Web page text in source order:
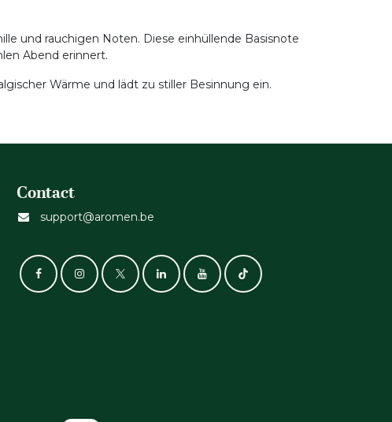
und rauchigen Noten. Diese einhüllende Basisnote
Abend erinnert.
Wärme und lädt zu stiller Besinnung ein.
Contact
support@aromen.be